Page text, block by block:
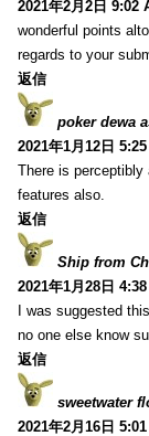
2021年2月2日 9:02
wonderful points
regards to your
返信
poker dewa
2021年1月12日
There is
features also.
返信
Ship from
2021年1月28日
I was suggested
no one else know
返信
sweetwater
2021年2月16日